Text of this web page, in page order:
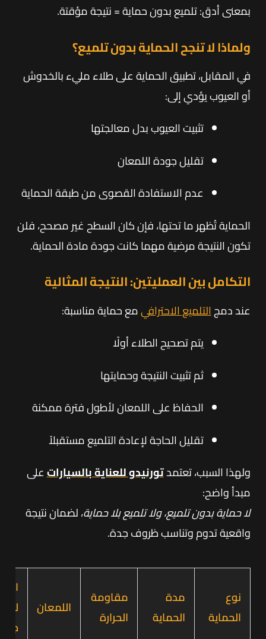
بمعنى أدق: تلميع بدون حماية = نتيجة مؤقتة.
ولماذا لا تنجح الحماية بدون تلميع؟
في المقابل، تطبيق الحماية على طلاء مليء بالخدوش
أو العيوب يؤدي إلى:
تثبيت العيوب بدل معالجتها
تقليل جودة اللمعان
عدم الاستفادة القصوى من طبقة الحماية
الحماية تُظهر ما تحتها، فإن كان السطح غير مصحح، فلن
تكون النتيجة مرضية مهما كانت جودة مادة الحماية.
التكامل بين العمليتين: النتيجة المثالية
عند دمجالتلميع الاحترافيمع حماية مناسبة:
يتم تصحيح الطلاء أولًا
ثم تثبيت النتيجة وحمايتها
الحفاظ على اللمعان لأطول فترة ممكنة
تقليل الحاجة لإعادة التلميع مستقبلاً
ولهذا السبب، تعتمدتورنيدو للعناية بالسياراتعلى
مبدأ واضح:
لا حماية بدون تلميع، ولا تلميع بلا حماية، لضمان نتيجة
واقعية تدوم وتناسب ظروف جدة.
نوع
الحماية
مدة
الحماية
مقاومة
الحرارة
اللمعان
جدة